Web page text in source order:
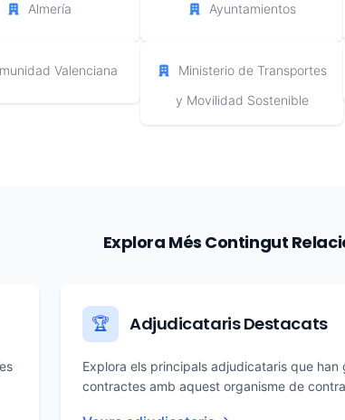
Almería Ayuntamientos
Valenciana
Ministerio de Transportes
y Movilidad Sostenible
Explora Més Contingut
🏆 Adjudicataris Destacats
Explora els principals adjudicataris que han
contractes amb aquest organisme de